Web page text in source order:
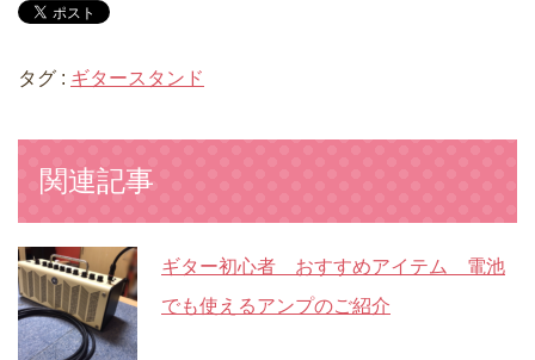
タグ : ギタースタンド
関連記事
ギター初心者 おすすめアイテム 電池
でも使えるアンプのご紹介